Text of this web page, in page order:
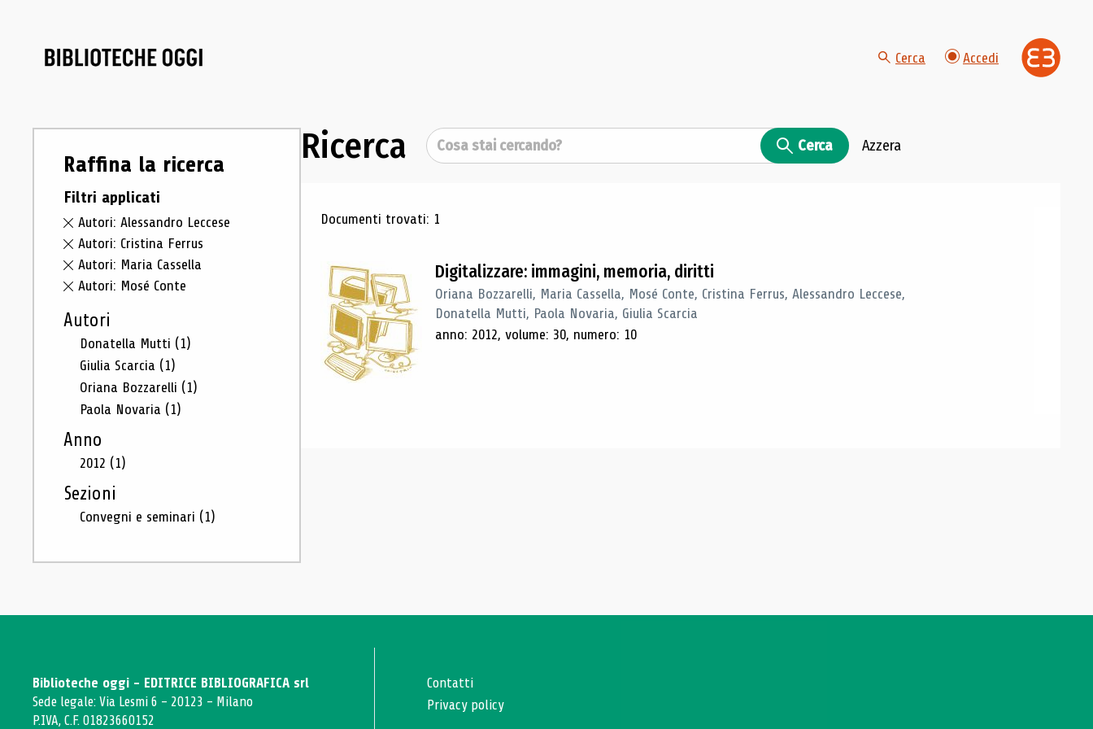
Cerca Accedi
Raffina la ricerca
Filtri applicati
Autori: Alessandro Leccese
Autori: Cristina Ferrus
Autori: Maria Cassella
Autori: Mosé Conte
Autori
Donatella Mutti (1)
Giulia Scarcia (1)
Oriana Bozzarelli (1)
Paola Novaria (1)
Anno
2012 (1)
Sezioni
Convegni e seminari (1)
Ricerca Cerca Cerca Azzera
Risultati di ricerca
Documenti trovati: 1
Digitalizzare: immagini, memoria, diritti
Oriana Bozzarelli, Maria Cassella, Mosé Conte, Cristina Ferrus, Alessandro Leccese,
Donatella Mutti, Paola Novaria, Giulia Scarcia
anno: 2012, volume: 30, numero: 10
Biblioteche oggi - EDITRICE BIBLIOGRAFICA srl
Sede legale: Via Lesmi 6 - 20123 - Milano
P.IVA, C.F. 01823660152
Contatti
Privacy policy